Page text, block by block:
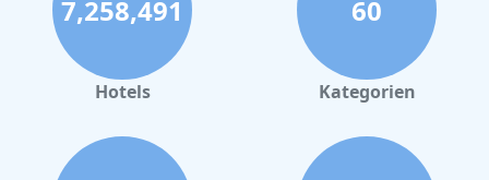
Hotels mit Parkplatz in Düsseldorf
Hotels mit Parkplatz in Venedig
Hotels mit Parkplatz in Bernkastel-Kues
Hotels mit Parkplatz in Maastricht
7,258,491
Hotels
60
Kategorien